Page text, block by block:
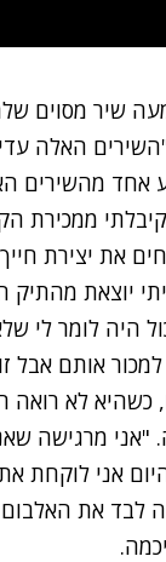
שיר מסוים
האלה
מהשירים
ממכירת
את יצירת
יוצאת מהתיק
היה לומר לי
למכור אותם
לא רואה
מרגישה
אני לוקחת
לבד את